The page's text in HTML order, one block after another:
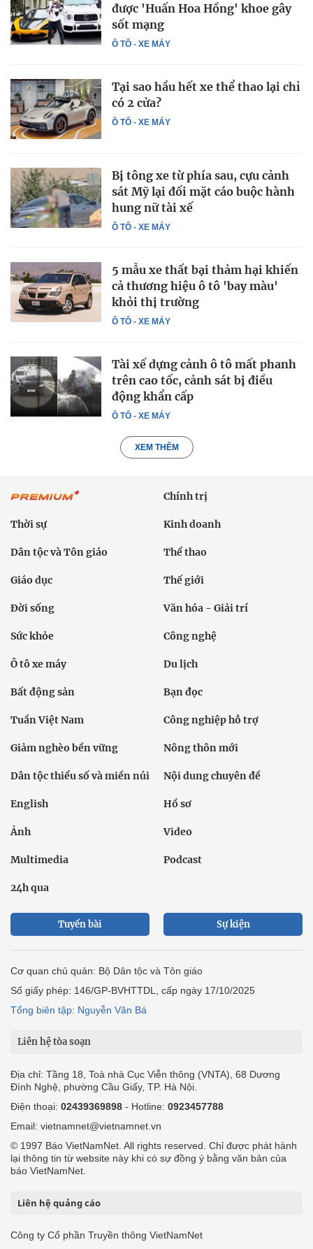
Ô TÔ - XE MÁY
được 'Huấn Hoa Hồng' khoe gây
sốt mạng
Ô TÔ - XE MÁY
Tại sao hầu hết xe thể thao lại chỉ
có 2 cửa?
Ô TÔ - XE MÁY
Bị tông xe từ phía sau, cựu cảnh
sát Mỹ lại đối mặt cáo buộc hành
hung nữ tài xế
Ô TÔ - XE MÁY
5 mẫu xe thất bại thảm hại khiến
cả thương hiệu ô tô 'bay màu'
khỏi thị trường
Ô TÔ - XE MÁY
Tài xế dựng cảnh ô tô mất phanh
trên cao tốc, cảnh sát bị điều
động khẩn cấp
XEM THÊM
Chính trị
Thời sự Kinh doanh
Dân tộc và Tôn giáo Thể thao
Giáo dục Thế giới
Đời sống Văn hóa - Giải trí
Sức khỏe Công nghệ
Ô tô xe máy Du lịch
Bất động sản Bạn đọc
Tuần Việt Nam Công nghiệp hỗ trợ
Giảm nghèo bền vững Nông thôn mới
Dân tộc thiểu số và miền núi Nội dung chuyên đề
English Hồ sơ
Ảnh Video
Multimedia Podcast
24h qua
Tuyến bài Sự kiện
Cơ quan chủ quản: Bộ Dân tộc và Tôn giáo
Số giấy phép: 146/GP-BVHTTDL, cấp ngày 17/10/2025
Tổng biên tập: Nguyễn Văn Bá
Liên hệ tòa soạn
Địa chỉ: Tầng 18, Toà nhà Cục Viễn thông (VNTA), 68 Dương
Đình Nghệ, phường Cầu Giấy, TP. Hà Nội.
Điện thoại: 02439369898 - Hotline: 0923457788
Email: vietnamnet@vietnamnet.vn
© 1997 Báo VietNamNet. All rights reserved. Chỉ được phát hành
lại thông tin từ website này khi có sự đồng ý bằng văn bản của
báo VietNamNet.
Liên hệ quảng cáo
Công ty Cổ phần Truyền thông VietNamNet